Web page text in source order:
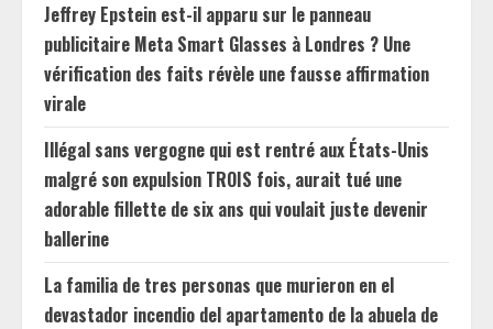
Jeffrey Epstein est-il apparu sur le panneau
publicitaire Meta Smart Glasses à Londres ? Une
vérification des faits révèle une fausse affirmation
virale
Illégal sans vergogne qui est rentré aux États-Unis
malgré son expulsion TROIS fois, aurait tué une
adorable fillette de six ans qui voulait juste devenir
ballerine
La familia de tres personas que murieron en el
devastador incendio del apartamento de la abuela de